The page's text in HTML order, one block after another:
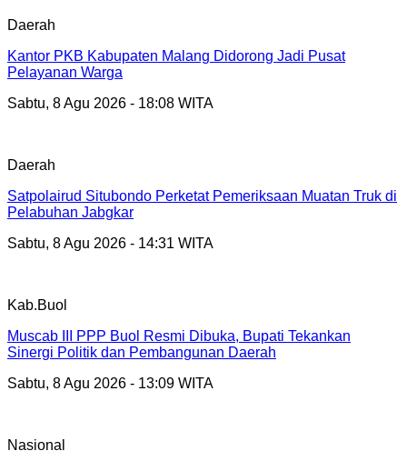
Daerah
Kantor PKB Kabupaten Malang Didorong Jadi Pusat
Pelayanan Warga
Sabtu, 8 Agu 2026 - 18:08 WITA
Daerah
Satpolairud Situbondo Perketat Pemeriksaan Muatan Truk di
Pelabuhan Jabgkar
Sabtu, 8 Agu 2026 - 14:31 WITA
Kab.Buol
Muscab III PPP Buol Resmi Dibuka, Bupati Tekankan
Sinergi Politik dan Pembangunan Daerah
Sabtu, 8 Agu 2026 - 13:09 WITA
Nasional